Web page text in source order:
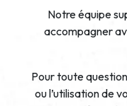
Notre équipe
accompagner
Pour toute
ou l’utilisation de